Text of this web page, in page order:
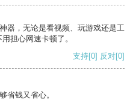
器，无论是看视频、玩游戏还是工
担心网速卡顿了。
支持[0] 反对[0]
省钱又省心。